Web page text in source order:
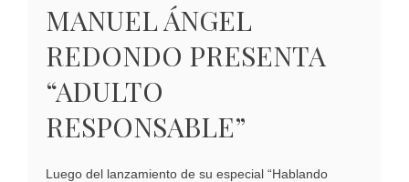
MANUEL ÁNGEL
REDONDO PRESENTA
“ADULTO
RESPONSABLE”
Luego del lanzamiento de su especial “Hablando